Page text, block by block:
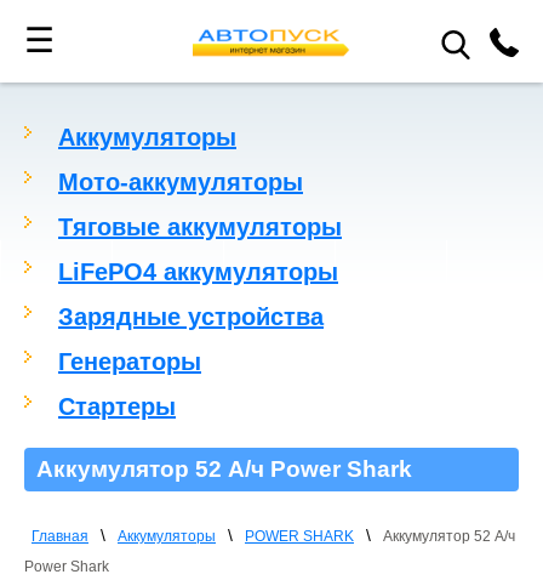
☰
Аккумуляторы
Мото-аккумуляторы
Тяговые аккумуляторы
LiFePO4 аккумуляторы
Зарядные устройства
Генераторы
Стартеры
Аккумулятор 52 А/ч Power Shark
Главная \ Аккумуляторы \ POWER SHARK \
Аккумулятор 52 А/ч
Power Shark